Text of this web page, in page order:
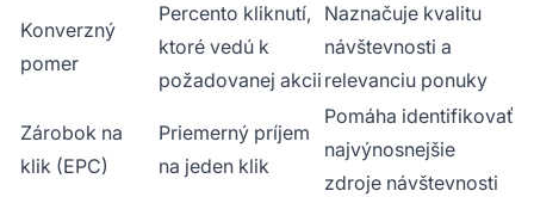
Konverzný
pomer
Percento kliknutí,
ktoré vedú k
požadovanej akcii
Naznačuje kvalitu
návštevnosti a
relevanciu ponuky
Zárobok na
klik (EPC)
Priemerný príjem
na jeden klik
Pomáha identifikovať
najvýnosnejšie
zdroje návštevnosti